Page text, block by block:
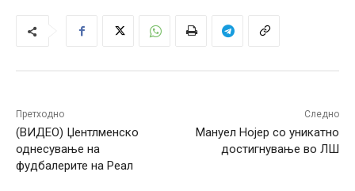
Претходно
(ВИДЕО) Џентлменско
однесување на
фудбалерите на Реал
Следно
Мануел Нојер со уникатно
достигнување во ЛШ